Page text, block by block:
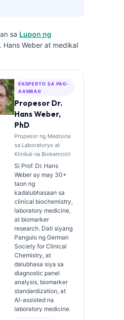
sa Lupon ng
Weber at medikal
EKSPERTO SA PAG-
AAMBAG
Propesor Dr.
Hans Weber,
PhD
Propesor ng Medisina
sa Laboratoryo at
Klinikal na Biokemistri
Si Prof. Dr. Hans
Weber ay may 30+
taon ng
kadalubhasaan sa
clinical biochemistry,
laboratory medicine,
at biomarker
research. Dati siyang
Pangulo ng German
Society for Clinical
Chemistry, at
dalubhasa siya sa
diagnostic panel
analysis, biomarker
standardization, at
AI-assisted na
laboratory medicine.